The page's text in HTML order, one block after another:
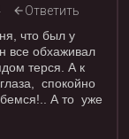
Ответить
что был у
все обхаживал
терся. А к
спокойно
А то уже